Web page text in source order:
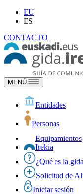
EU
ES
CONTACTO
MENÚ
Entidades
Personas
Equipamientos
Irekia
¿Qué es la
Solicitud de
Iniciar sesión